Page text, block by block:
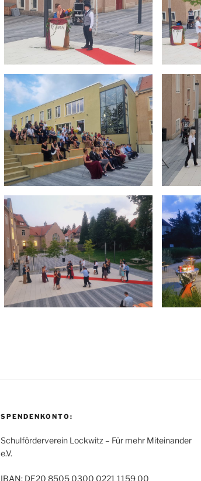
SPENDENKONTO:
Schulförderverein Lockwitz – Für mehr Mitein­ander
e.V.
IBAN: DE20 8505 0300 0221 1159 00